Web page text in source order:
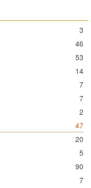
3
46
53
14
7
7
2
47
20
5
90
7